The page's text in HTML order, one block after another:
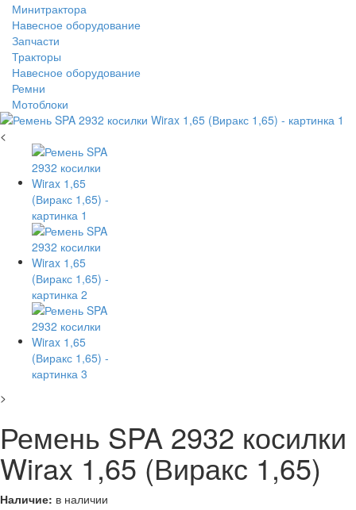
Минитрактора
Навесное оборудование
Запчасти
Тракторы
Навесное оборудование
Ремни
Мотоблоки
<
>
Ремень SPA 2932 косилки
Wirax 1,65 (Виракс 1,65)
Наличие: в наличии